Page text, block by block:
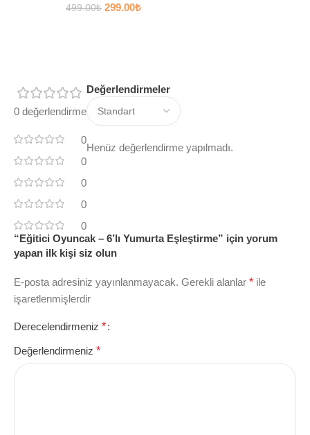
499.00₺ 299.00₺
0 değerlendirme
0
0
0
0
0
Değerlendirmeler
Henüz değerlendirme yapılmadı.
“Eğitici Oyuncak – 6’lı Yumurta Eşleştirme” için yorum
yapan ilk kişi siz olun
E-posta adresiniz yayınlanmayacak. Gerekli alanlar * ile
işaretlenmişlerdir
Derecelendirmeniz *
Değerlendirmeniz *